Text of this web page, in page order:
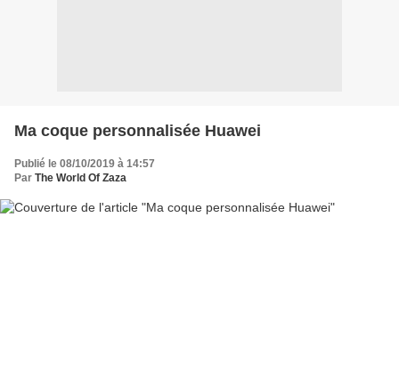
Ma coque personnalisée Huawei
Publié le 08/10/2019 à 14:57
Par The World Of Zaza